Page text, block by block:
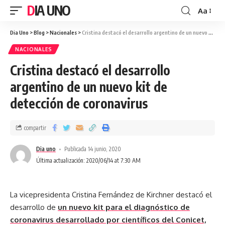
DIA UNO Aa
Dia Uno >Blog >Nacionales >Cristina destacó el desarrollo argentino de un nuevo kit de detección de coronavirus
NACIONALES
Cristina destacó el desarrollo
argentino de un nuevo kit de
detección de coronavirus
Última actualización: 2020/06/14 at 7:30 AM
Dia uno Publicada 14 junio, 2020
compartir
La vicepresidenta Cristina Fernández de Kirchner destacó el
desarrollo de un nuevo kit para el diagnóstico de
coronavirus desarrollado por científicos del Conicet,